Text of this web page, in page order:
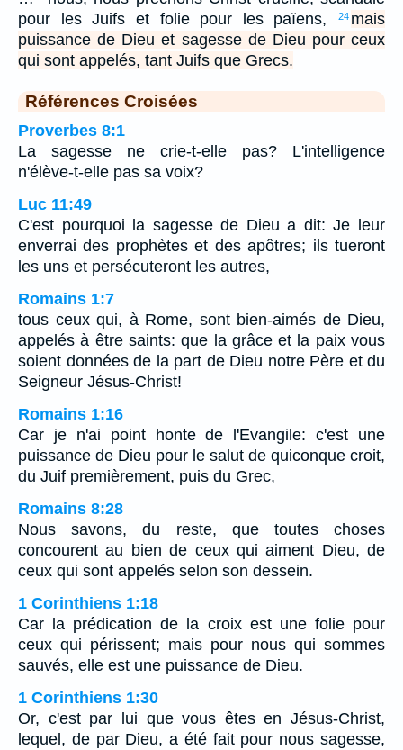
pour les Juifs et folie pour les païens,
24 mais
puissance de Dieu et sagesse de Dieu pour ceux
qui sont appelés, tant Juifs que Grecs.
Références Croisées
Proverbes 8:1
La sagesse ne crie-t-elle pas? L'intelligence
n'élève-t-elle pas sa voix?
Luc 11:49
C'est pourquoi la sagesse de Dieu a dit: Je leur
enverrai des prophètes et des apôtres; ils tueront
les uns et persécuteront les autres,
Romains 1:7
tous ceux qui, à Rome, sont bien-aimés de Dieu,
appelés à être saints: que la grâce et la paix vous
soient données de la part de Dieu notre Père et du
Seigneur Jésus-Christ!
Romains 1:16
Car je n'ai point honte de l'Evangile: c'est une
puissance de Dieu pour le salut de quiconque croit,
du Juif premièrement, puis du Grec,
Romains 8:28
Nous savons, du reste, que toutes choses
concourent au bien de ceux qui aiment Dieu, de
ceux qui sont appelés selon son dessein.
1 Corinthiens 1:18
Car la prédication de la croix est une folie pour
ceux qui périssent; mais pour nous qui sommes
sauvés, elle est une puissance de Dieu.
1 Corinthiens 1:30
Or, c'est par lui que vous êtes en Jésus-Christ,
lequel, de par Dieu, a été fait pour nous sagesse,